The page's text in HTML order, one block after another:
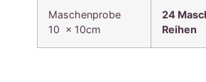
Maschenprobe
10 x 10cm
24
Reihen